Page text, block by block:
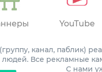
YouTube
канал, паблик)
Все рекламные
С нами